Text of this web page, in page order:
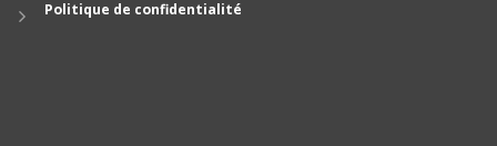
Politique de confidentialité